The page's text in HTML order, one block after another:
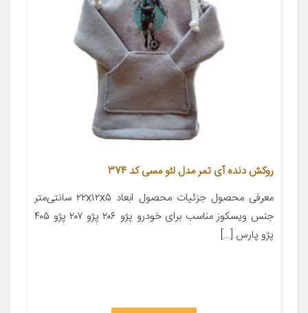
روکش دنده آی تمر مدل لئو مسی کد 374
معرفی محصول جزئیات محصول ابعاد ۲۲x۱۲x۵ سانتی‌متر
جنس ویسکوز مناسب برای خودرو پژو ۲۰۶ پژو ۲۰۷ پژو ۴۰۵
پژو پارس […]